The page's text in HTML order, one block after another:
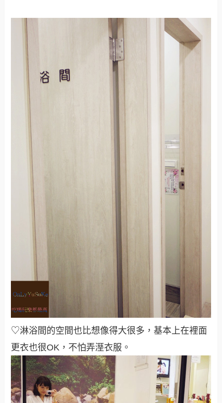
♡淋浴間的空間也比想像得大很多，基本上在裡面
更衣也很OK，不怕弄溼衣服。